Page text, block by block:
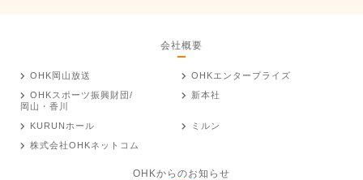
会社概要
OHK岡山放送
OHKエンタープライズ
OHKスポーツ振興財団/
岡山・香川
新本社
KURUNホール
ミルン
株式会社OHKネットコム
OHKからのお知らせ